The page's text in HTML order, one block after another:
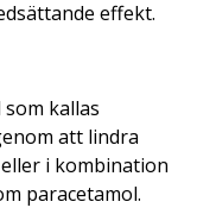
effekt.
kallas
att lindra
i kombination
paracetamol.